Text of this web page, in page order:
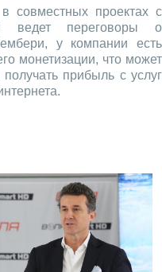
совместных проектах с
ведет переговоры о
у компании есть
монетизации, что может
прибыль с услуг